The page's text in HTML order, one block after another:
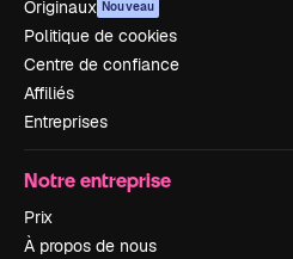
Originaux Nouveau
Politique de cookies
Centre de confiance
Affiliés
Entreprises
Notre entreprise
Prix
À propos de nous